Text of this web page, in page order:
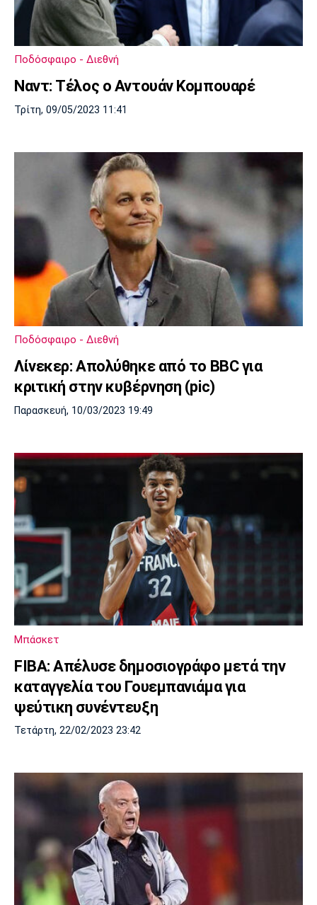
Ποδόσφαιρο - Διεθνή
Ναντ: Τέλος ο Αντουάν Κομπουαρέ
Τρίτη, 09/05/2023 11:41
Ποδόσφαιρο - Διεθνή
Λίνεκερ: Απολύθηκε από το BBC για
κριτική στην κυβέρνηση (pic)
Παρασκευή, 10/03/2023 19:49
Μπάσκετ
FIBA: Απέλυσε δημοσιογράφο μετά την
καταγγελία του Γουεμπανιάμα για
ψεύτικη συνέντευξη
Τετάρτη, 22/02/2023 23:42